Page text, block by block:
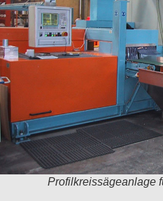
Profilkreissägeanlage